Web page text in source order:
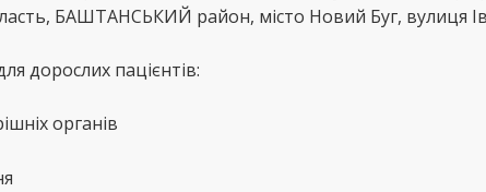
БАШТАНСЬКИЙ район, місто Новий Буг, вулиця
дорослих пацієнтів:
органів